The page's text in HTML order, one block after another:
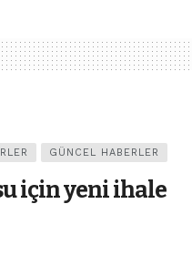
GÜNCEL HABERLER
için yeni ihale